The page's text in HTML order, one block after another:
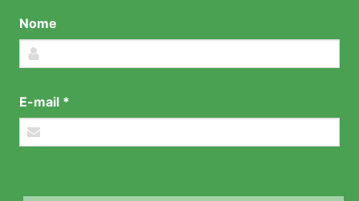
Nome
E-mail *